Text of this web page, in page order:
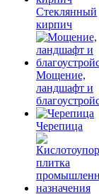
Cтеклянный
кирпич
Мощение,
ландшафт и
Черепица